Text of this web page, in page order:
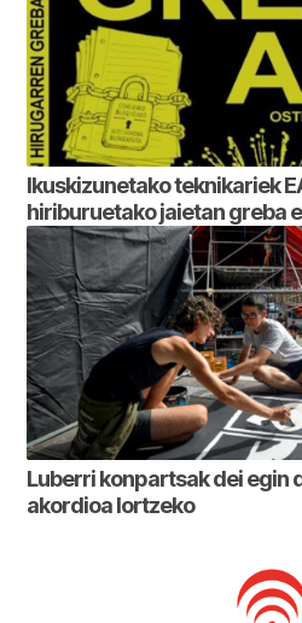
Ikuskizunetako teknikariek
hiriburuetako jaietan greba
Luberri konpartsak dei egin
akordioa lortzeko